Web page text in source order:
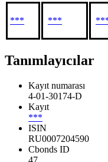
*** ***
Tanımlayıcılar
Kayıt numarası
4-01-30174-D
Kayıt
***
ISIN
RU0007204590
Cbonds ID